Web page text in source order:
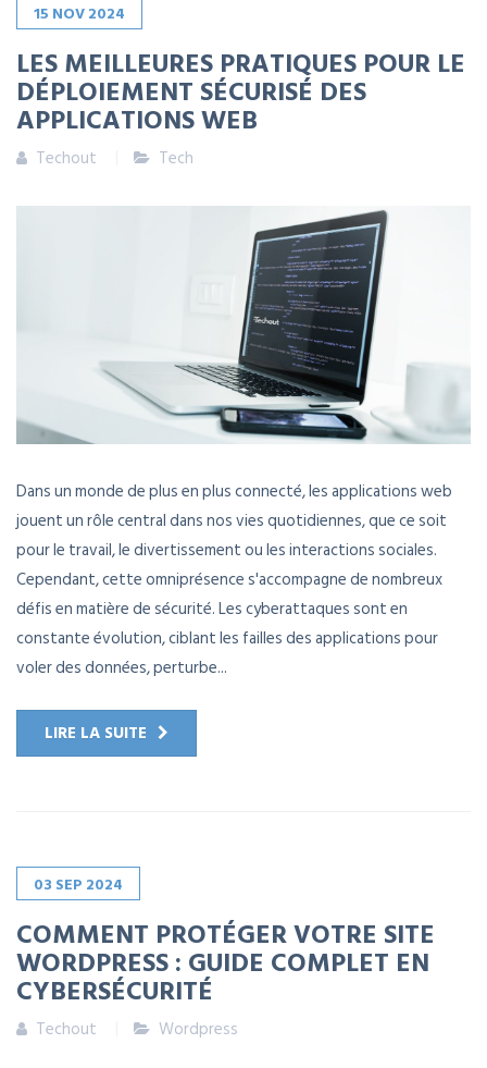
15 NOV2024
LES MEILLEURES PRATIQUES POUR LE
DÉPLOIEMENT SÉCURISÉ DES
APPLICATIONS WEB
Techout Tech
Dans un monde de plus en plus connecté, les applications web
jouent un rôle central dans nos vies quotidiennes, que ce soit
pour le travail, le divertissement ou les interactions sociales.
Cependant, cette omniprésence s'accompagne de nombreux
défis en matière de sécurité. Les cyberattaques sont en
constante évolution, ciblant les failles des applications pour
voler des données, perturbe...
LIRE LA SUITE
03 SEP 2024
COMMENT PROTÉGER VOTRE SITE
WORDPRESS : GUIDE COMPLET EN
CYBERSÉCURITÉ
Techout Wordpress